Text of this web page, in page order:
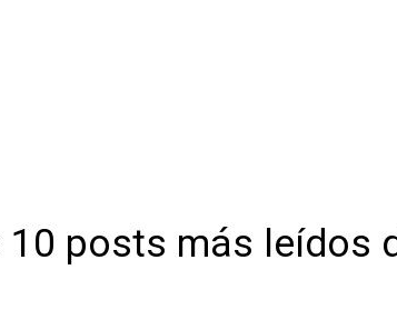
10 posts más leídos